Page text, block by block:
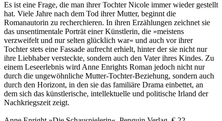
Es ist eine Frage, die man ihrer Tochter Nicole immer wieder gestellt
hat. Viele Jahre nach dem Tod ihrer Mutter, beginnt die
Romanautorin zu recherchieren. In ihren Erzählungen zeichnet sie
das unsentimentale Porträt einer Künstlerin, die »meistens
verzweifelt und nur selten glücklich war« und auch vor ihrer
Tochter stets eine Fassade aufrecht erhielt, hinter der sie nicht nur
ihre Liebhaber versteckte, sondern auch den Vater ihres Kindes. Zu
einem Leseerlebnis wird Anne Enrights Roman jedoch nicht nur
durch die ungewöhnliche Mutter-Tochter-Beziehung, sondern auch
durch den Horizont, in den sie das familiäre Drama einbettet, an
dem sich das künstlerische, intellektuelle und politische Irland der
Nachkriegszeit zeigt.